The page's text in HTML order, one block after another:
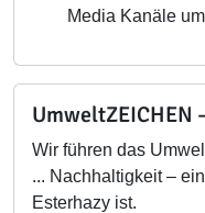
Media Kanäle
UmweltZEICHEN
Wir führen das
... Nachhaltigkeit –
Esterhazy ist.